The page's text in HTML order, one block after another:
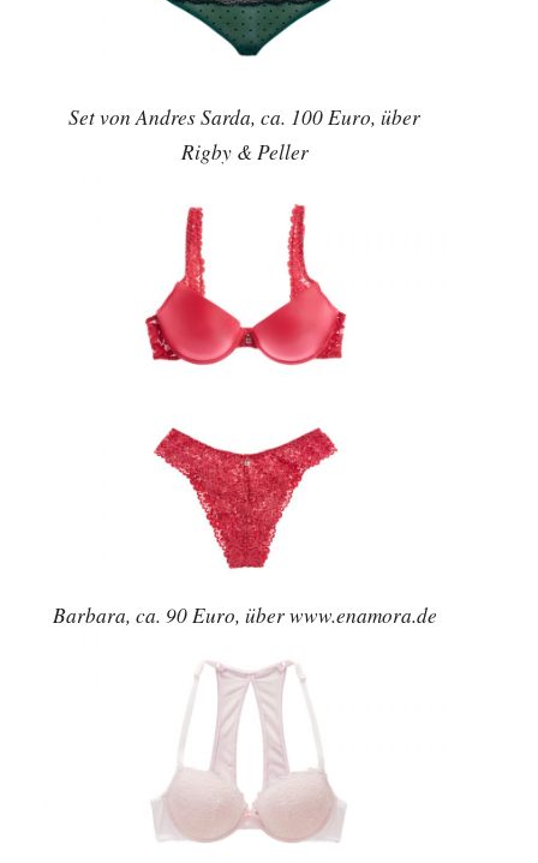
Set von Andres Sarda, ca. 100 Euro, über
Rigby & Peller
Barbara, ca. 90 Euro, über www.enamora.de